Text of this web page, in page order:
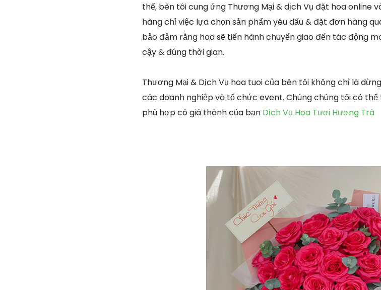
thế, bên tôi cung ứng Thương Mại & dịch Vụ đặt hoa online
hàng chỉ việc lựa chọn sản phẩm yêu dấu & đặt đơn hàng
bảo đảm rằng hoa sẽ tiến hành chuyển giao đến tác động
cậy & đúng thời gian.
Thương Mại & Dịch Vụ hoa tuoi của bên tôi không chỉ là
các doanh nghiệp và tổ chức event. Chúng chúng tôi có
phù hợp có giá thành của bạn Dịch Vụ Hoa Tươi Hương Trà